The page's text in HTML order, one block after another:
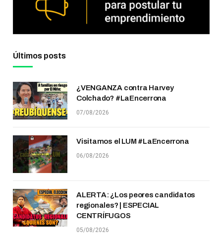
Últimos posts
¿VENGANZA contra Harvey
Colchado? #LaEncerrona
07/08/2026
Visitamos el LUM #LaEncerrona
06/08/2026
ALERTA: ¿Los peores candidatos
regionales? | ESPECIAL
CENTRÍFUGOS
05/08/2026